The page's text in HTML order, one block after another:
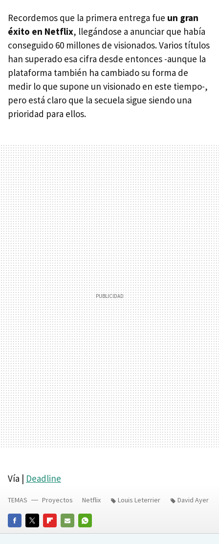
Recordemos que la primera entrega fue un gran
éxito en Netflix, llegándose a anunciar que había
conseguido 60 millones de visionados. Varios títulos
han superado esa cifra desde entonces -aunque la
plataforma también ha cambiado su forma de
medir lo que supone un visionado en este tiempo-,
pero está claro que la secuela sigue siendo una
prioridad para ellos.
Vía | Deadline
FACEBOOKTWITTERFLIPBOARD
E-
WHATSAPP
TEMAS Proyectos Netflix Louis Leterrier David Ayer